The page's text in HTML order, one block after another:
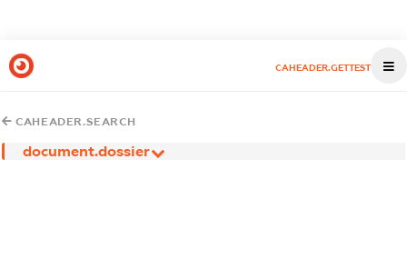
CAHEADER.GETTEST
CAHEADER.SEARCH
document.dossier